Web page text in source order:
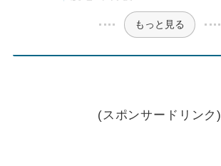
もっと見る
(スポンサードリンク)